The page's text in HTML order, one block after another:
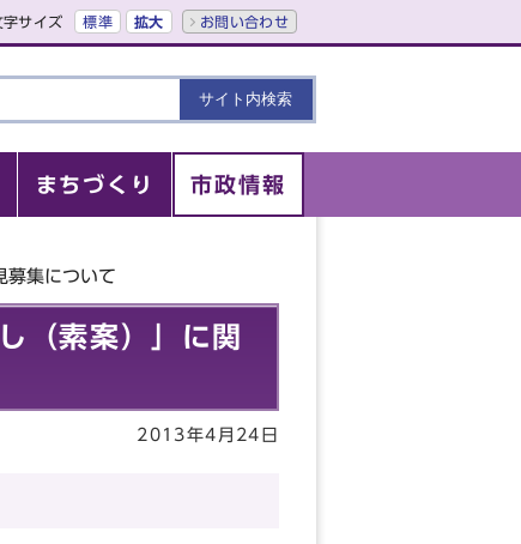
字サイズ 標準 拡大 お問い合わせ
まちづくり 市政情報
募集について
（素案）」に関
2013年4月24日